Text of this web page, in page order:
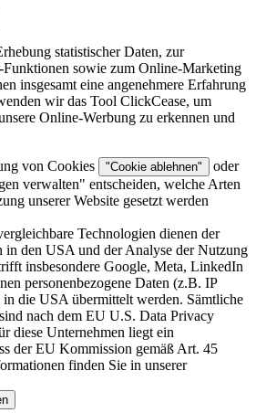
statistischer Daten, zur
sowie zum Online-Marketing
insgesamt eine angenehmere Erfahrung
wir das Tool ClickCease, um
Online-Werbung zu erkennen und
von Cookies "Cookie ablehnen"
oder
verwalten" entscheiden, welche Arten
unserer Website gesetzt werden
Technologien dienen der
den USA und der Analyse der Nutzung
insbesondere Google, Meta, LinkedIn
personenbezogene Daten (z.B. IP
in die USA übermittelt werden. Sämtliche
nach dem EU U.S. Data Privacy
diese Unternehmen liegt ein
der EU Kommission gemäß Art. 45
finden Sie in unserer